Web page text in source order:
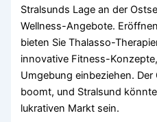
Stralsunds Lage an der
Wellness-Angebote.
bieten Sie Thalasso-
innovative Fitness-
Umgebung einbeziehen.
boomt, und Stralsund
lukrativen Markt sein.